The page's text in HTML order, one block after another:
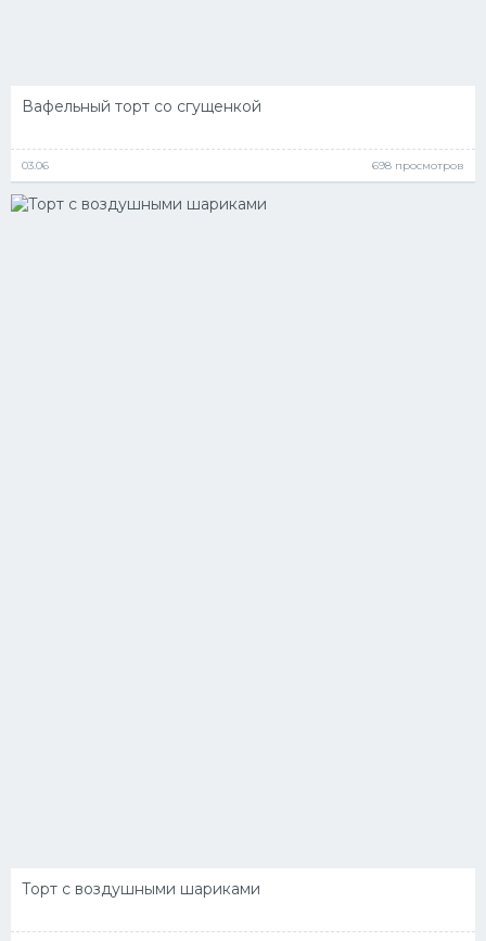
Вафельный торт со сгущенкой
03.06 698 просмотров
Торт с воздушными шариками